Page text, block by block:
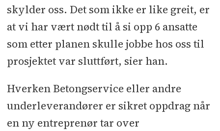
skylder oss. Det som ikke er like greit, er
at vi har vært nødt til å si opp 6 ansatte
som etter planen skulle jobbe hos oss til
prosjektet var sluttført, sier han.
Hverken Betongservice eller andre
underleverandører er sikret oppdrag når
en ny entreprenør tar over